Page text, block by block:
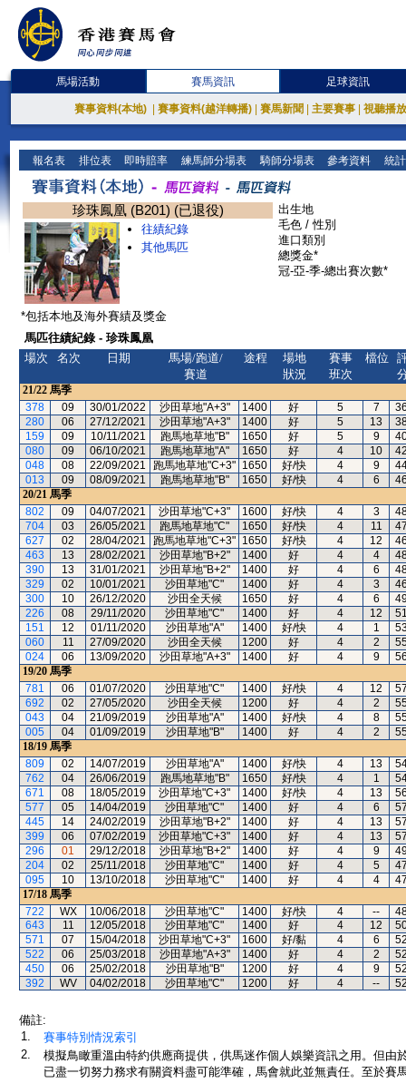
馬場活動 賽馬資訊 足球資訊
賽事資料(本地) 賽事資料(越洋轉播) 賽馬新聞 主要賽事 視聽播
報名表 排位表 即時賠率 練馬師分場表 騎師分場表 參考資料 統
珍珠鳳凰 (B201) (已退役)
往績紀錄
其他馬匹
出生地
毛色 / 性別
進口類別
總獎金*
冠-亞-季-總出賽次數*
*包括本地及海外賽績及獎金
馬匹往績紀錄 - 珍珠鳳凰
場次
名次 日期
馬場/跑道/
賽道
途程
場地
狀況
賽事
班次
檔位
21/22 馬季
378
09 30/01/2022 沙田草地"A+3" 1400 好 5 7
280
06 27/12/2021 沙田草地"A+3" 1400 好 5 13
159
09 10/11/2021 跑馬地草地"B" 1650 好 5 9
080
09 06/10/2021 跑馬地草地"A" 1650 好 4 10
048
08 22/09/2021 跑馬地草地"C+3" 1650 好/快 4 9
013
09 08/09/2021 跑馬地草地"B" 1650 好/快 4 6
20/21 馬季
802
09 04/07/2021 沙田草地"C+3" 1600 好/快 4 3
704
03 26/05/2021 跑馬地草地"C" 1650 好/快 4 11
627
02 28/04/2021 跑馬地草地"C+3" 1650 好/快 4 12
463
13 28/02/2021 沙田草地"B+2" 1400 好 4 4
390
13 31/01/2021 沙田草地"B+2" 1400 好 4 6
329
02 10/01/2021 沙田草地"C" 1400 好 4 3
300
10 26/12/2020 沙田全天候 1650 好 4 6
226
08 29/11/2020 沙田草地"C" 1400 好 4 12
151
12 01/11/2020 沙田草地"A" 1400 好/快 4 1
060
11 27/09/2020 沙田全天候 1200 好 4 2
024
06 13/09/2020 沙田草地"A+3" 1400 好 4 9
19/20 馬季
781
06 01/07/2020 沙田草地"C" 1400 好/快 4 12
692
02 27/05/2020 沙田全天候 1200 好 4 2
043
04 21/09/2019 沙田草地"A" 1400 好/快 4 8
005
04 01/09/2019 沙田草地"B" 1400 好 4 2
18/19 馬季
809
02 14/07/2019 沙田草地"A" 1400 好/快 4 13
762
04 26/06/2019 跑馬地草地"B" 1650 好/快 4 1
671
08 18/05/2019 沙田草地"C+3" 1400 好/快 4 13
577
05 14/04/2019 沙田草地"C" 1400 好 4 6
445
14 24/02/2019 沙田草地"B+2" 1400 好 4 13
399
06 07/02/2019 沙田草地"C+3" 1400 好 4 13
296
01 29/12/2018 沙田草地"B+2" 1400 好 4 9
204
02 25/11/2018 沙田草地"C" 1400 好 4 5
095
10 13/10/2018 沙田草地"C" 1400 好 4 4
17/18 馬季
722
WX 10/06/2018 沙田草地"C" 1400 好/快 4 --
643
11 12/05/2018 沙田草地"C" 1400 好 4 12
571
07 15/04/2018 沙田草地"C+3" 1600 好/黏 4 6
522
06 25/03/2018 沙田草地"A+3" 1400 好 4 2
450
06 25/02/2018 沙田草地"B" 1200 好 4 9
392
WV 04/02/2018 沙田草地"C" 1200 好 4 --
備註:
1.
賽事特別情況索引
2.
模擬鳥瞰重溫由特約供應商提供，供馬迷作個人娛樂資訊之用。但
已盡一切努力務求有關資料盡可能準確，馬會就此並無責任。至於賽